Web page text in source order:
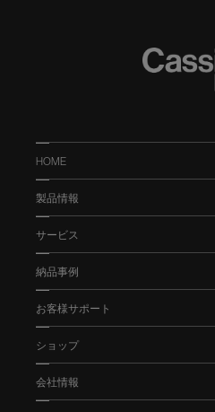
HOME
製品情報
サービス
納品事例
お客様サポート
ショップ
会社情報